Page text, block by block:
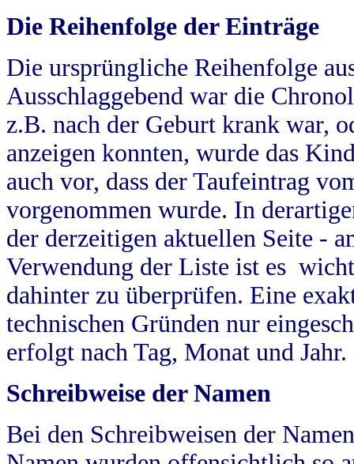
Die Reihenfolge der Einträge
Die ursprüngliche Reihenfolge
Ausschlaggebend war die
z.B. nach der Geburt krank war,
anzeigen konnten, wurde das
auch vor, dass der Taufeintrag
vorgenommen wurde. In
der derzeitigen aktuellen Seite -
Verwendung der Liste ist es
dahinter zu überprüfen. Eine
technischen Gründen nur
erfolgt nach Tag, Monat und Jahr.
Schreibweise der Namen
Bei den Schreibweisen der